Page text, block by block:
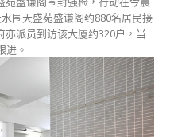
围天盛苑盛谦阁约880名居民接
派员到访该大厦约320户，当
进。